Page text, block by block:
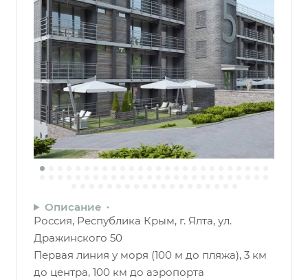
Описание
Россия, Республика Крым, г. Ялта, ул.
Дражинского 50
Первая линия у моря (100 м до пляжа), 3 км
до центра, 100 км до аэропорта